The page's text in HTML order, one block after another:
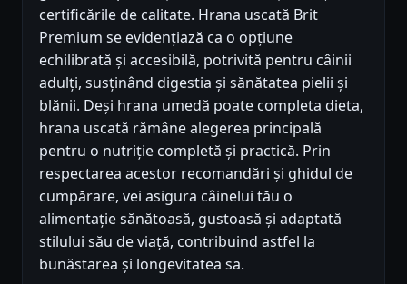
certificările de calitate. Hrana uscată Brit
Premium se evidențiază ca o opțiune
echilibrată și accesibilă, potrivită pentru câinii
adulți, susținând digestia și sănătatea pielii și
blănii. Deși hrana umedă poate completa dieta,
hrana uscată rămâne alegerea principală
pentru o nutriție completă și practică. Prin
respectarea acestor recomandări și ghidul de
cumpărare, vei asigura câinelui tău o
alimentație sănătoasă, gustoasă și adaptată
stilului său de viață, contribuind astfel la
bunăstarea și longevitatea sa.